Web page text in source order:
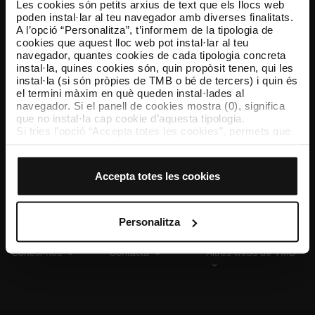
Les cookies són petits arxius de text que els llocs web
poden instal·lar al teu navegador amb diverses finalitats.
A l’opció “Personalitza”, t’informem de la tipologia de
cookies que aquest lloc web pot instal·lar al teu
navegador, quantes cookies de cada tipologia concreta
instal·la, quines cookies són, quin propòsit tenen, qui les
instal·la (si són pròpies de TMB o bé de tercers) i quin és
el termini màxim en què queden instal·lades al
navegador. Si el panell de cookies mostra (0), significa
que no instal·la cap cookie d’aquesta tipologia.
Si tries l’opció “Accepta totes les cookies”, permets que
El selector que es troba a la dreta de cada tipologia de
cookies d’aquella classe.
Un cop hagis marcat les teves preferències, has de fer
clic sobre “Selecciona i configura”. Així, s’instal·laran
només les cookies de la tipologia que hagis seleccionat
personalització, perquè permeten recordar les teves
opcions de navegació (com ara l’idioma) i milloren la teva
Accepta totes les cookies
Personalitza
TMB App
Descarrega’t TMB App i compra els teus bitllets
App Store Google Play
Coneix-nos Contacta Altres webs de TMB